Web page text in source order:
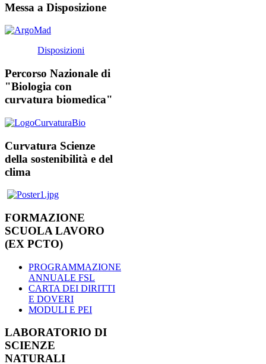
Messa a Disposizione
Disposizioni
Percorso Nazionale di
"Biologia con
curvatura biomedica"
Curvatura Scienze
della sostenibilità e del
clima
FORMAZIONE
SCUOLA LAVORO
(EX PCTO)
PROGRAMMAZIONE
ANNUALE FSL
CARTA DEI DIRITTI
E DOVERI
MODULI E PEI
LABORATORIO DI
SCIENZE
NATURALI